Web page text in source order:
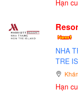
Hạn
NHA
TRE
Hạn